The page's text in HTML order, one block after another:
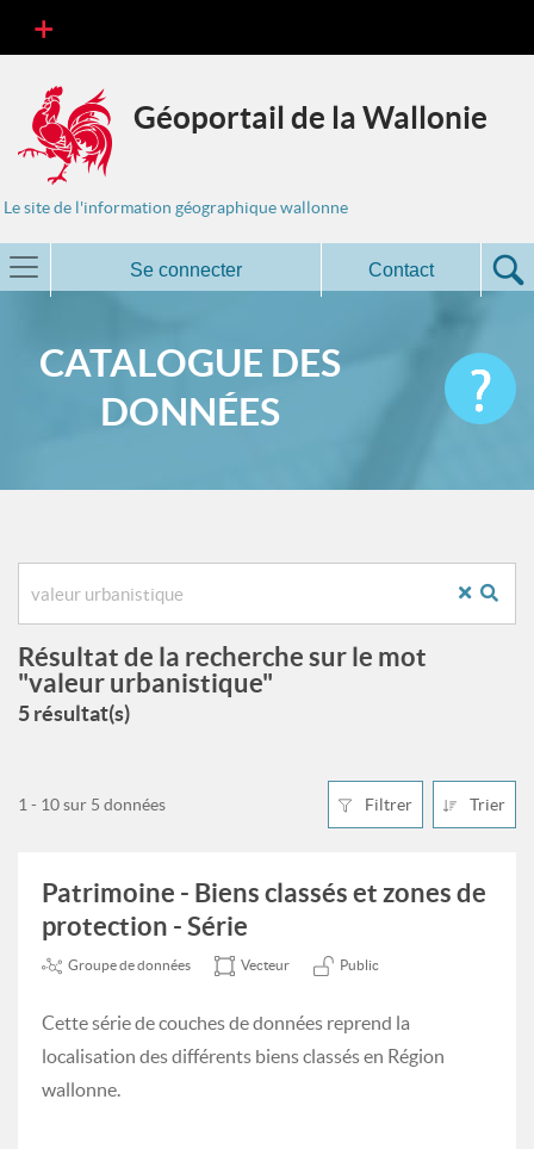
Géoportail de la Wallonie
Le site de l'information géographique wallonne
Se connecter Contact
CATALOGUE DES
DONNÉES
Résultat de la recherche sur le mot
"valeur urbanistique"
5 résultat(s)
Filtrer Trier
1 - 10 sur 5 données
Patrimoine - Biens classés et zones de
protection - Série
Groupe de données Vecteur Public
Cette série de couches de données reprend la
localisation des différents biens classés en Région
wallonne.